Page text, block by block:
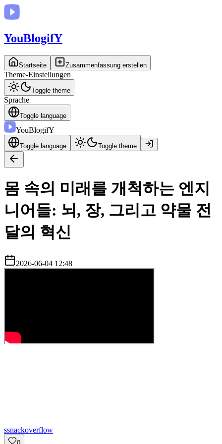
YouBlogifY
Startseite Zusammenfassung erstellen
Theme-Einstellungen
Toggle theme
Sprache
Toggle language
YouBlogifY
Toggle language Toggle theme
몸 속의 미래를 개척하는 엔지
니어들: 뇌, 장, 그리고 약물 전
달의 혁신
2026-06-04 12:48
ssnackoverflow